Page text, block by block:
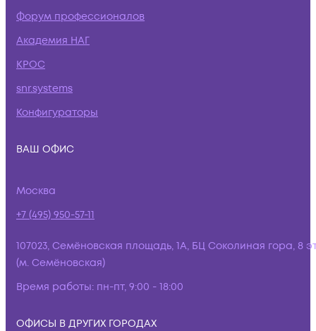
Форум профессионалов
Академия НАГ
КРОС
snr.systems
Конфигураторы
ВАШ ОФИС
Москва
+7 (495) 950-57-11
107023, Семёновская площадь, 1А, БЦ Соколиная гора, 8
(м. Семёновская)
Время работы: пн-пт, 9:00 - 18:00
ОФИСЫ В ДРУГИХ ГОРОДАХ